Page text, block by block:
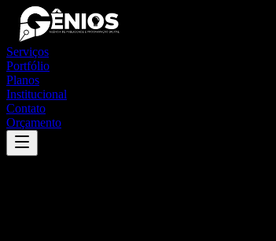
Serviços
Portfólio
Planos
Institucional
Contato
Orçamento